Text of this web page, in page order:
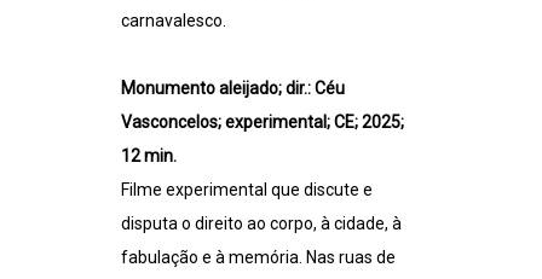
carnavalesco.
Monumento aleijado; dir.: Céu
Vasconcelos; experimental; CE; 2025;
12 min.
Filme experimental que discute e
disputa o direito ao corpo, à cidade, à
fabulação e à memória. Nas ruas de